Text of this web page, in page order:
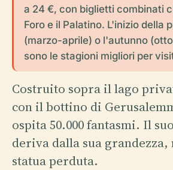
a 24 €, con biglietti combinati
Foro e il Palatino. L'inizio della
(marzo-aprile) o l'autunno
sono le stagioni migliori per
Costruito sopra il lago
con il bottino di
ospita 50.000 fantasmi. Il
deriva dalla sua grandezza,
statua perduta.